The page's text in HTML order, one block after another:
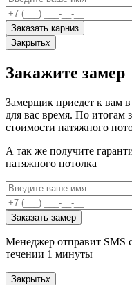
Заказать карниз
Закрытьx
Закажите замер
Замерщик приедет к вам
для вас время. По итогам
стоимости натяжного
А так же получите
натяжного потолка
Заказать замер
Менеджер отправит SMS
течении 1 минуты
Закрытьx